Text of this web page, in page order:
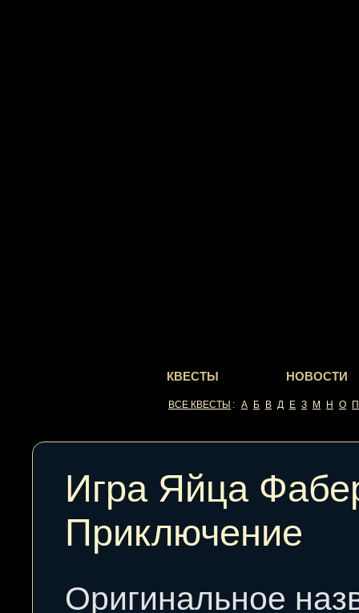
КВЕСТЫ НОВОСТИ
ВСЕ КВЕСТЫ : А Б В Д Е З М Н О П
Игра Яйца
Приключение
Оригинальное